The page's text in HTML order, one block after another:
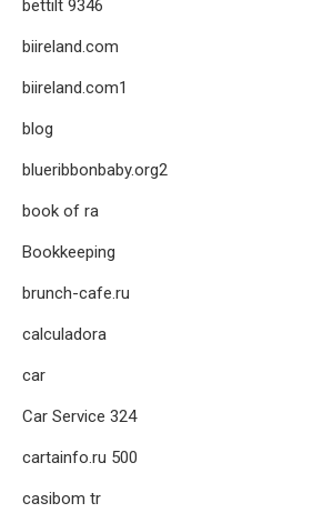
bettilt 9346
biireland.com
biireland.com1
blog
blueribbonbaby.org2
book of ra
Bookkeeping
brunch-cafe.ru
calculadora
car
Car Service 324
cartainfo.ru 500
casibom tr